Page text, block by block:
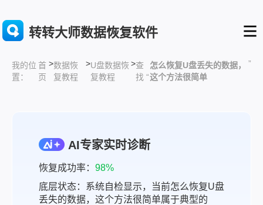
转转大师数据恢复软件
我的位
置：
首
页
>数据恢
复教程
>U盘数据恢
复教程
>查
找 “
怎么恢复U盘丢失的数据，
这个方法很简单
”
AI专家实时诊断
恢复成功率： 98%
底层状态：系统自检显示，当前怎么恢复U盘
丢失的数据，这个方法很简单属于典型的